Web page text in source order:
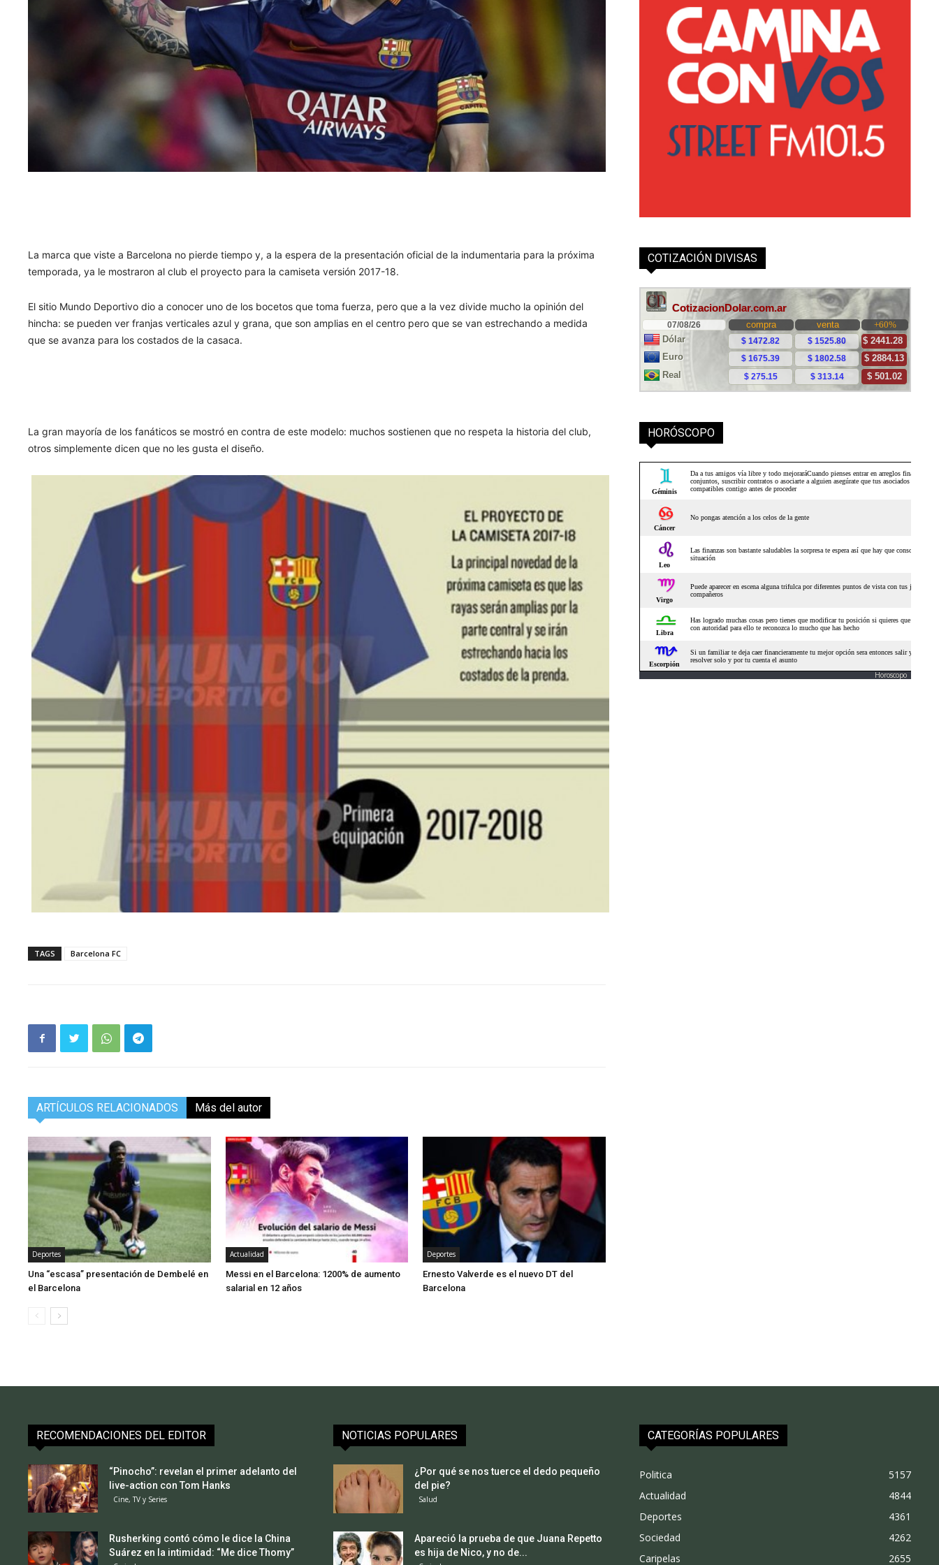
La marca que viste a Barcelona no pierde tiempo y, a la espera de la presentación oficial de la indumentaria para la próxima
temporada, ya le mostraron al club el proyecto para la camiseta versión 2017-18.
El sitio Mundo Deportivo dio a conocer uno de los bocetos que toma fuerza, pero que a la vez divide mucho la opinión del
hincha: se pueden ver franjas verticales azul y grana, que son amplias en el centro pero que se van estrechando a medida
que se avanza para los costados de la casaca.
La gran mayoría de los fanáticos se mostró en contra de este modelo: muchos sostienen que no respeta la historia del club,
otros simplemente dicen que no les gusta el diseño.
TAGS Barcelona FC
ARTÍCULOS RELACIONADOS Más del autor
Deportes
Una “escasa” presentación de Dembelé en
el Barcelona
Actualidad
Messi en el Barcelona: 1200% de aumento
salarial en 12 años
Deportes
Ernesto Valverde es el nuevo DT del
Barcelona
COTIZACIÓN DIVISAS
HORÓSCOPO
Horoscopo
RECOMENDACIONES DEL EDITOR
“Pinocho”: revelan el primer adelanto del
live-action con Tom Hanks
Cine, TV y Series
Rusherking contó cómo le dice la China
Suárez en la intimidad: “Me dice Thomy”
NOTICIAS POPULARES
¿Por qué se nos tuerce el dedo pequeño
del pie?
Salud
Apareció la prueba de que Juana Repetto
es hija de Nico, y no de...
CATEGORÍAS POPULARES
Politica
5157
Actualidad
4844
Deportes
4361
Sociedad
4262
Caripelas
2655